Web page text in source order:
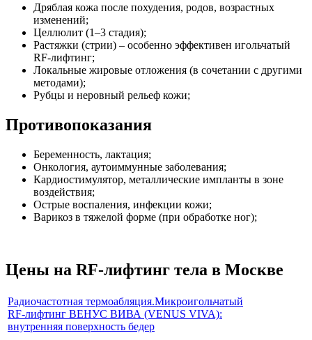
Дряблая кожа после похудения, родов, возрастных
изменений;
Целлюлит (1–3 стадия);
Растяжки (стрии) – особенно эффективен игольчатый
RF-лифтинг;
Локальные жировые отложения (в сочетании с другими
методами);
Рубцы и неровный рельеф кожи;
Противопоказания
Беременность, лактация;
Онкология, аутоиммунные заболевания;
Кардиостимулятор, металлические импланты в зоне
воздействия;
Острые воспаления, инфекции кожи;
Варикоз в тяжелой форме (при обработке ног);
Цены на RF-лифтинг тела в Москве
Радиочастотная термоабляция.Микроигольчатый
RF-лифтинг ВЕНУС ВИВА (VENUS VIVA):
внутренняя поверхность бедер